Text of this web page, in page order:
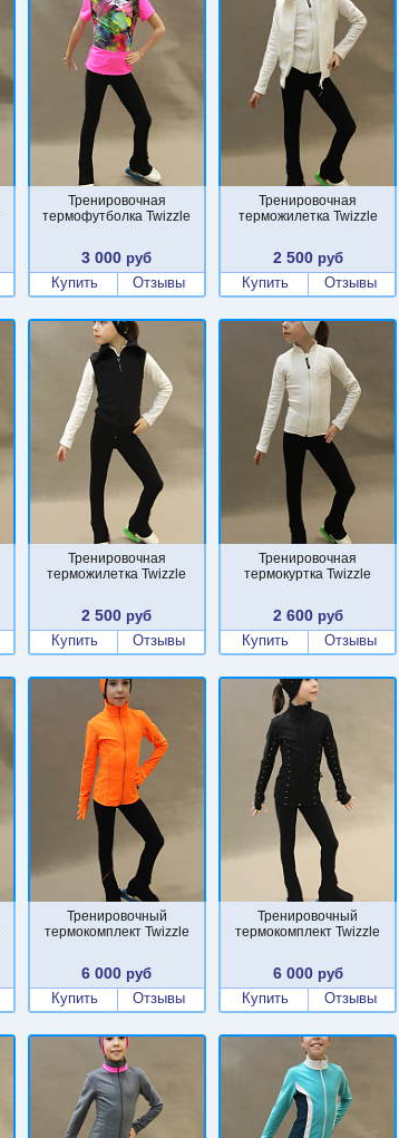
Тренировочная
термофутболка Twizzle
3 000 руб
Купить
Отзывы
Тренировочная
терможилетка Twizzle
2 500руб
Купить
Отзывы
Тренировочная
терможилетка Twizzle
2 500 руб
Купить
Отзывы
Тренировочная
термокуртка Twizzle
2 600руб
Купить
Отзывы
Тренировочный
термокомплект Twizzle
6 000 руб
Купить
Отзывы
Тренировочный
термокомплект Twizzle
6 000руб
Купить
Отзывы